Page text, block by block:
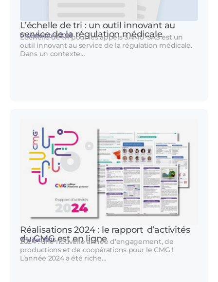
L’échelle de tri : un outil innovant au
service de la régulation médicale
01 septembre 2025
L’échelle de tri pour les appels SAMU-SAS est un
outil innovant au service de la régulation médicale.
Dans un contexte…
Réalisations 2024 : le rapport d’activités
du CMG est en ligne
15 juillet 2025
2024 : une nouvelle année d’engagement, de
productions et de coopérations pour le CMG !
L’année 2024 a été riche…